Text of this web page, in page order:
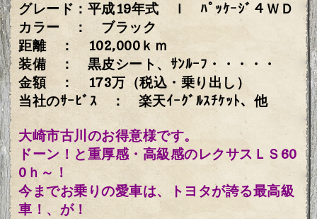
グレード：平成19年式 Ｉ ﾊﾟｯｹｰｼﾞ４ＷＤ
カラー ： ブラック
距離 ： 102,000ｋｍ
装備 ： 黒皮シート、ｻﾝﾙｰﾌ・・・・・
金額 ： 173万（税込・乗り出し）
当社のｻｰﾋﾞｽ ： 楽天ｲｰｸﾞﾙｽﾁｹｯﾄ、他
大崎市古川のお得意様です。
ドーン！と重厚感・高級感のレクサスＬＳ60
0ｈ～！
今までお乗りの愛車は、トヨタが誇る最高級
車！、が！